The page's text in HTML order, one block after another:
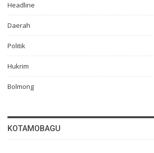
Headline
Daerah
Politik
Hukrim
Bolmong
KOTAMOBAGU